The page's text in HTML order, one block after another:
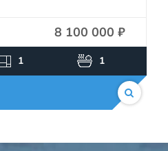
8 100 000 ₽
1 1
ПОДРОБНЕЕ